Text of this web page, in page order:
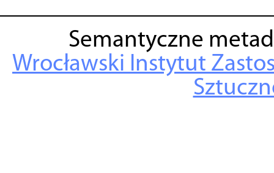
Semantyczne
Wrocławski Instytut